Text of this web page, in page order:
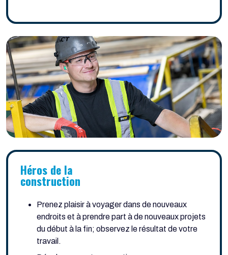
Héros de la
construction
Prenez plaisir à voyager dans de nouveaux
endroits et à prendre part à de nouveaux projets
du début à la fin; observez le résultat de votre
travail.